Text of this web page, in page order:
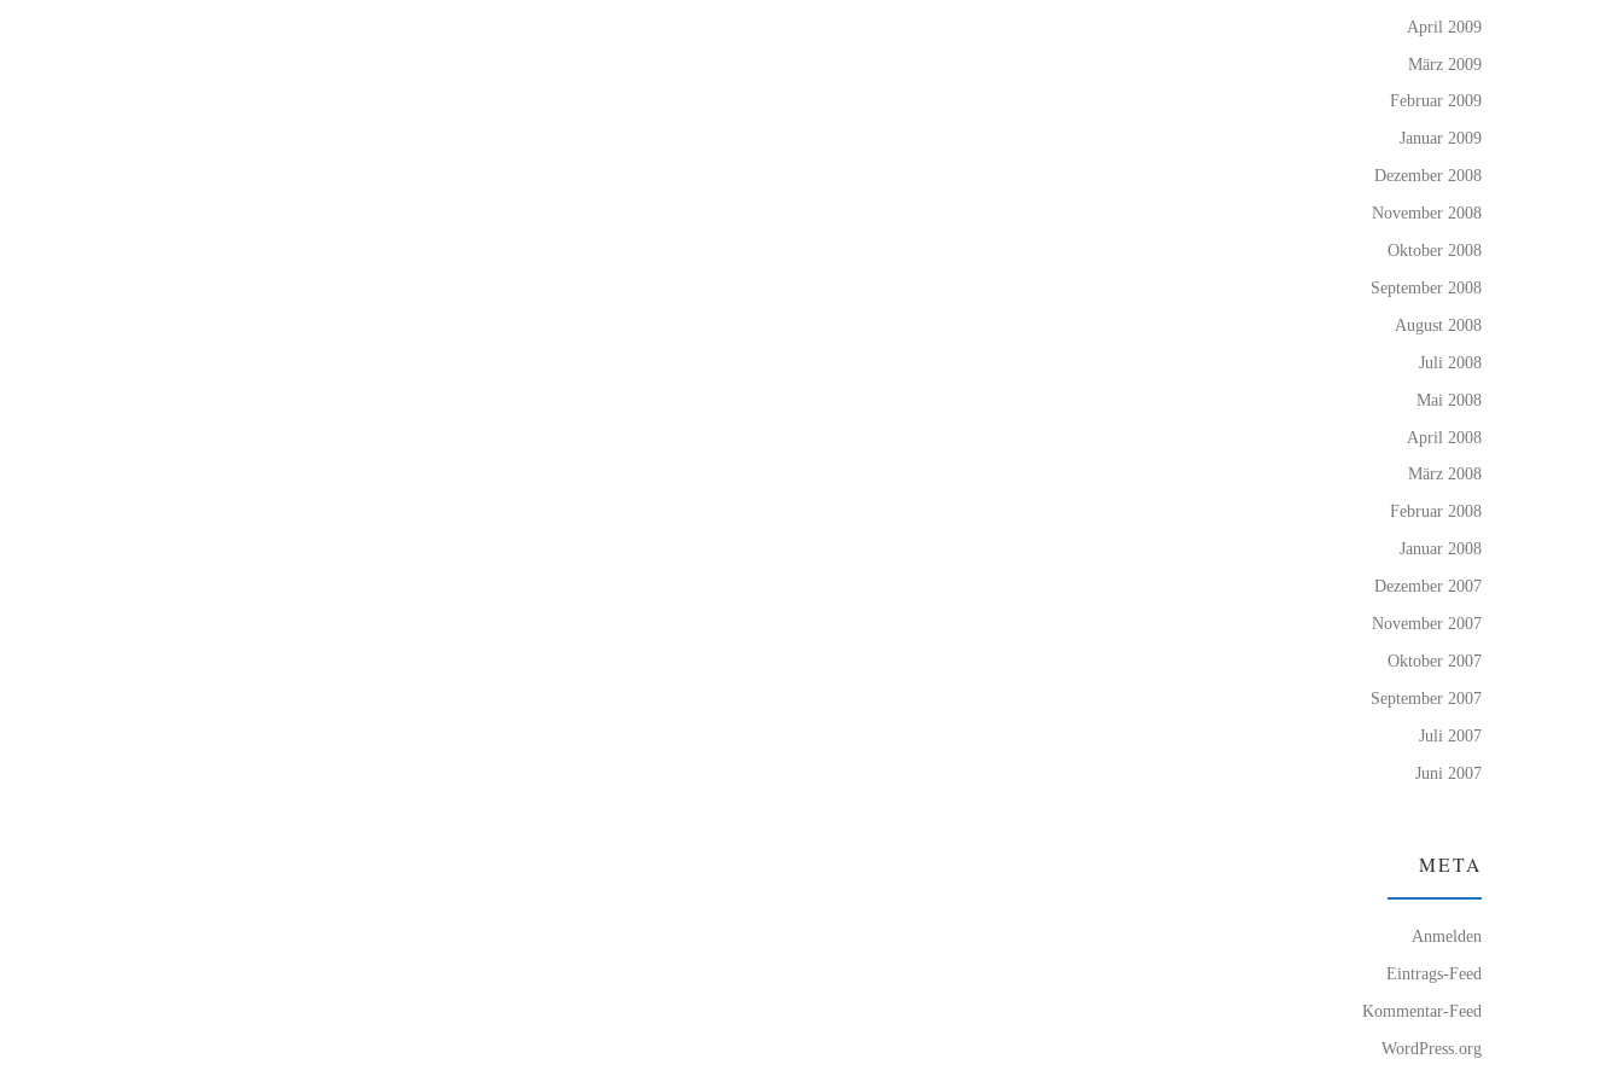
April 2009
März 2009
Februar 2009
Januar 2009
Dezember 2008
November 2008
Oktober 2008
September 2008
August 2008
Juli 2008
Mai 2008
April 2008
März 2008
Februar 2008
Januar 2008
Dezember 2007
November 2007
Oktober 2007
September 2007
Juli 2007
Juni 2007
META
Anmelden
Eintrags-Feed
Kommentar-Feed
WordPress.org